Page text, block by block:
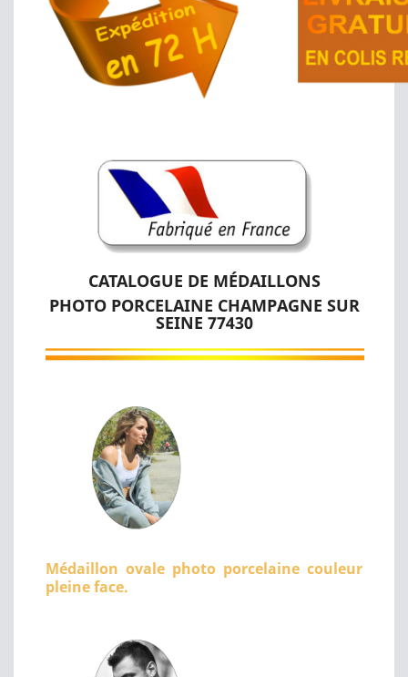
CATALOGUE DE MÉDAILLONS
PHOTO PORCELAINE CHAMPAGNE SUR
SEINE 77430
Médaillon ovale photo porcelaine couleur
pleine face.